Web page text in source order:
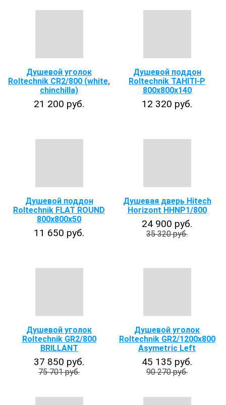
Душевой уголок
Roltechnik CR2/800 (white,
chinchilla)
21 200 руб.
Душевой поддон
Roltechnik TAHITI-P
800х800х140
12 320 руб.
Душевой поддон
Roltechnik FLAT ROUND
800х800х50
11 650 руб.
Душевая дверь Hitech
Horizont HHNP1/800
24 900 руб.
35 320 руб.
Душевой уголок
Roltechnik GR2/800
BRILLANT
37 850 руб.
75 701 руб.
Душевой уголок
Roltechnik GR2/1200x800
Asymetric Left
45 135 руб.
90 270 руб.